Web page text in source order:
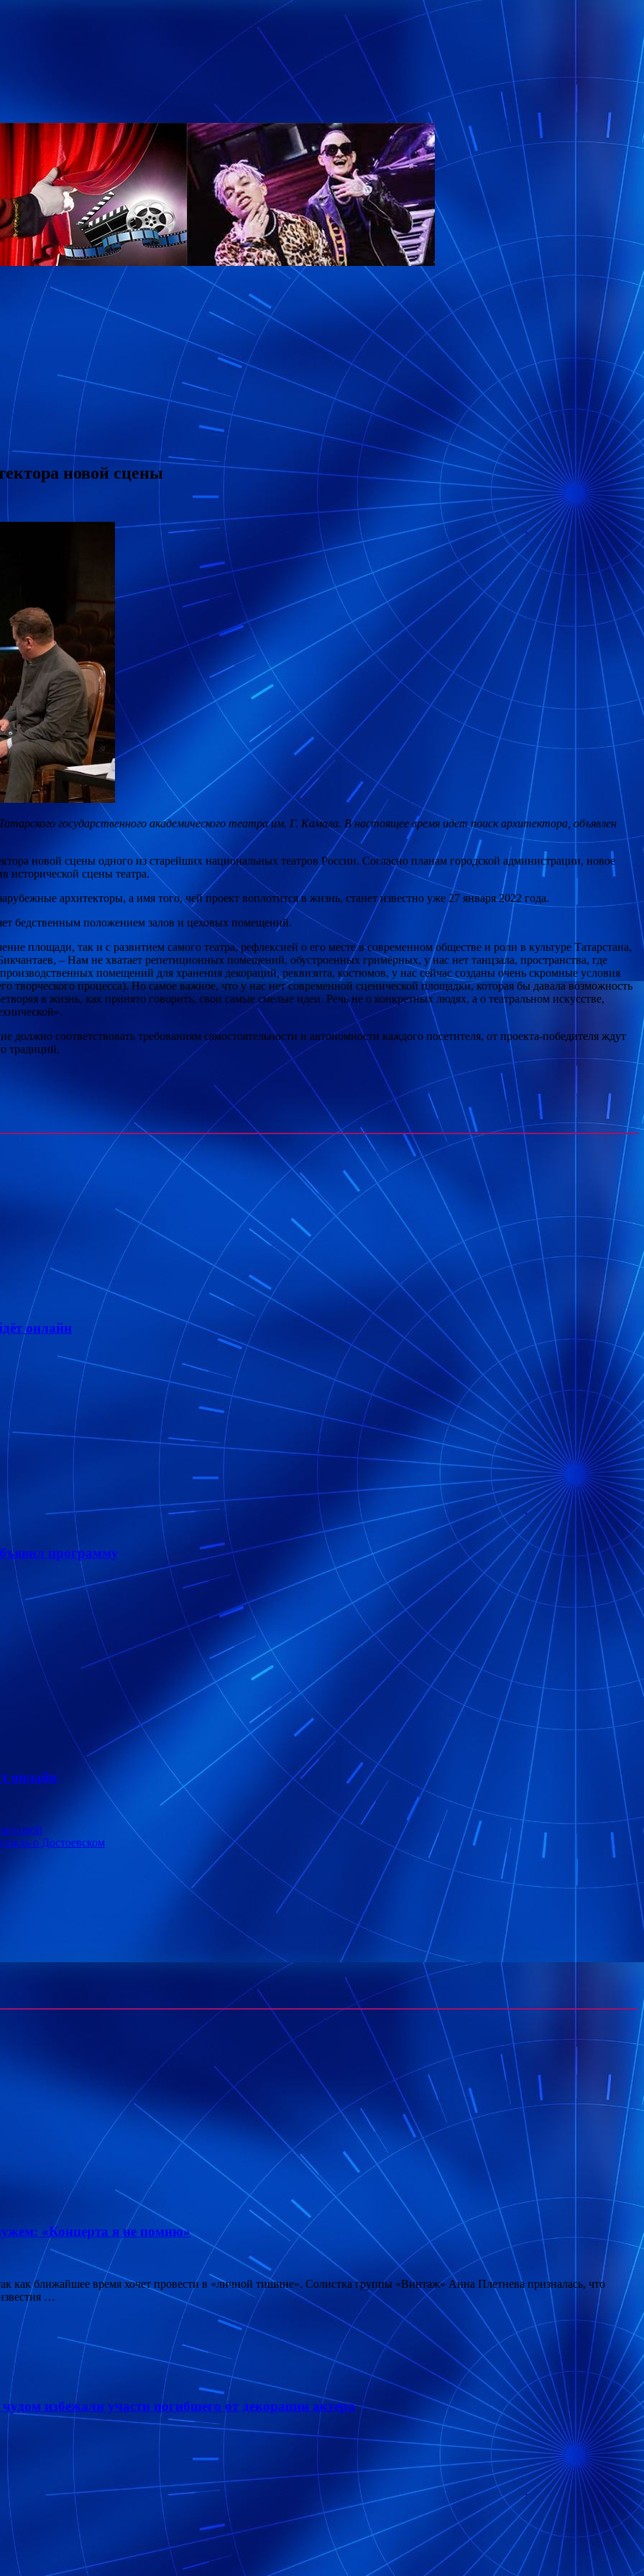
новой сцены
государственного академического театра им. Г. Камала. В настоящее время идет поиск архитектора, объявлен
новой сцены одного из старейших национальных театров России. Согласно планам городской администрации, новое
исторической сцены театра.
архитекторы, а имя того, чей проект воплотится в жизнь, станет известно уже 27 января 2022 года.
бедственным положением залов и цеховых помещений.
площади, так и с развитием самого театра, рефлексией о его месте в современном обществе и роли в культуре Татарстана,
– Нам не хватает репетиционных помещений, обустроенных гримёрных, у нас нет танцзала, пространства, где
помещений для хранения декораций, реквизита, костюмов, у нас сейчас созданы очень скромные условия
творческого процесса). Но самое важное, что у нас нет современной сценической площадки, которая бы давала возможность
в жизнь, как принято говорить, свои самые смелые идеи. Речь не о конкретных людях, а о театральном искусстве,
должно соответствовать требованиям самостоятельности и автономности каждого посетителя, от проекта-победителя ждут
традиций.
онлайн
программу
онлайн
о Достоевском
«Концерта я не помню»
как ближайшее время хочет провести в «личной тишине». Солистка группы «Винтаж» Анна Плетнева призналась, что
…
избежали участи погибшего от декорации актера